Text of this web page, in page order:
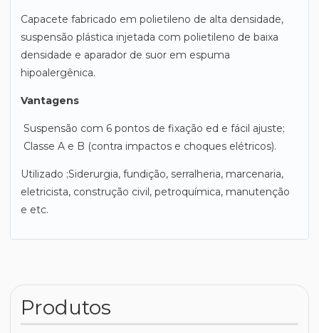
Capacete fabricado em polietileno de alta densidade,
suspensão plástica injetada com polietileno de baixa
densidade e aparador de suor em espuma
hipoalergênica.
Vantagens
Suspensão com 6 pontos de fixação ed e fácil ajuste;
Classe A e B (contra impactos e choques elétricos).
Utilizado ;Siderurgia, fundição, serralheria, marcenaria,
eletricista, construção civil, petroquímica, manutenção
e etc.
Produtos